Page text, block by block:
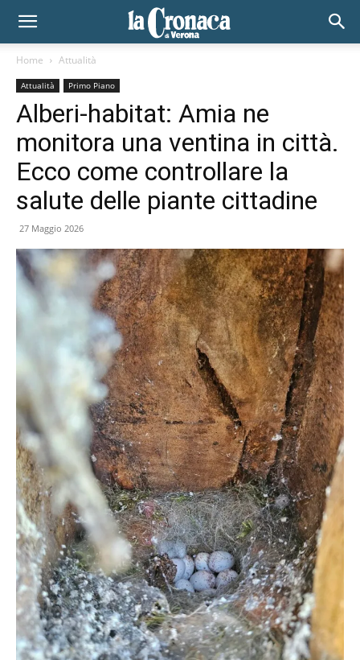
Home Attualità
Attualità Primo Piano
Alberi-habitat: Amia ne
monitora una ventina in città.
Ecco come controllare la
salute delle piante cittadine
27 Maggio 2026